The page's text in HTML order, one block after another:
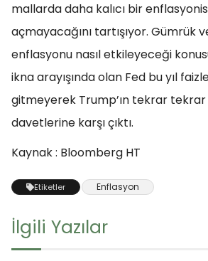
mallarda daha kalıcı bir
açmayacağını tartışıyor. Gümrük
enflasyonu nasıl etkileyeceği
ikna arayışında olan Fed bu yıl
gitmeyerek Trump’ın tekrar tekrar
davetlerine karşı çıktı.
Kaynak : Bloomberg HT
Etiketler Enflasyon
İlgili Yazılar